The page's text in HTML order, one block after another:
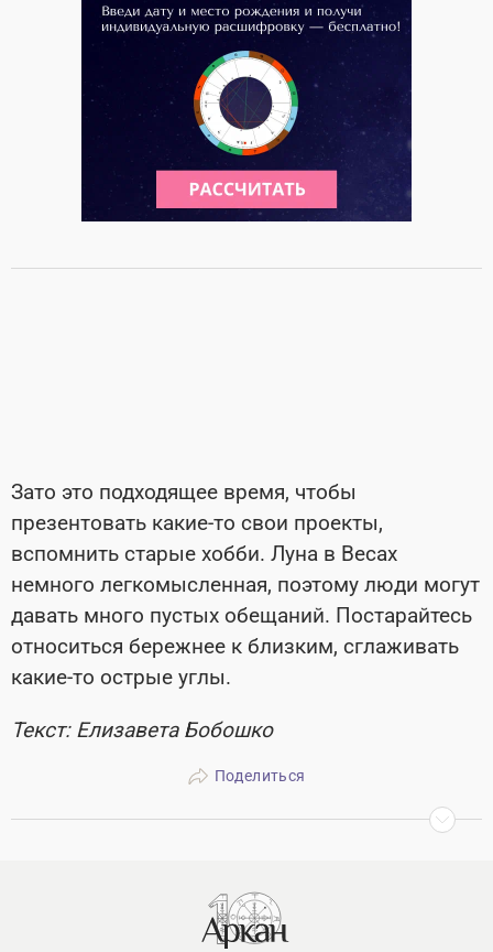
Зато это подходящее время, чтобы
презентовать какие-то свои проекты,
вспомнить старые хобби. Луна в Весах
немного легкомысленная, поэтому люди могут
давать много пустых обещаний. Постарайтесь
относиться бережнее к близким, сглаживать
какие-то острые углы.
Текст: Елизавета Бобошко
Поделиться